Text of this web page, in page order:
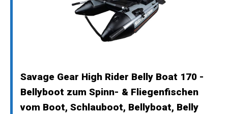
Savage Gear High Rider Belly Boat 170 -
Bellyboot zum Spinn- & Fliegenfischen
vom Boot, Schlauboot, Bellyboat, Belly